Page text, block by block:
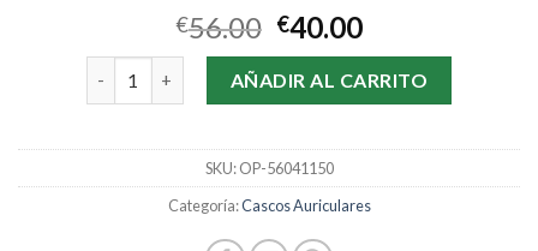
€56.00 €40.00
cascos auriculares cantidadAÑADIR AL CARRITO
SKU:OP-56041150
Categoría:Cascos Auriculares